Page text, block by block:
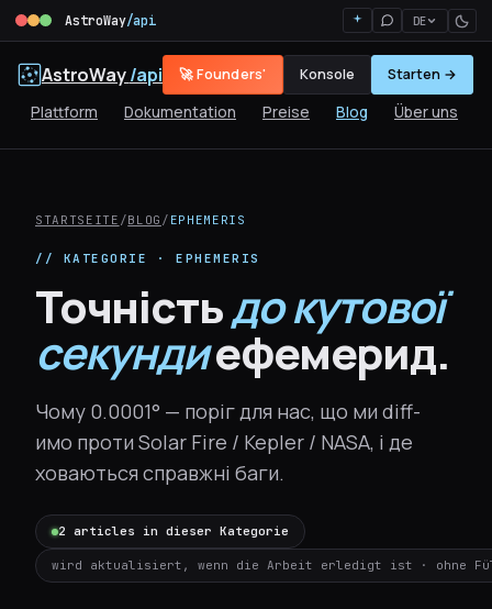
AstroWay/api DE
AstroWay/api
Plattform Dokumentation Preise Blog Über uns
🚀 Founders' Konsole Starten →
STARTSEITE /BLOG / EPHEMERIS
// KATEGORIE · EPHEMERIS
Точністьдо кутової
секундиефемерид.
Чому 0.0001° — поріг для нас, що ми diff-
имо проти Solar Fire / Kepler / NASA, і де
ховаються справжні баги.
2 articles in dieser Kategorie
wird aktualisiert, wenn die Arbeit erledigt ist · ohne